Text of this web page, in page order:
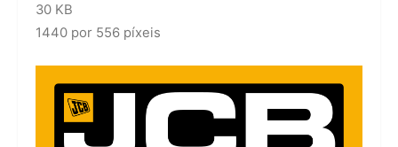
30 KB
1440 por 556 píxeis